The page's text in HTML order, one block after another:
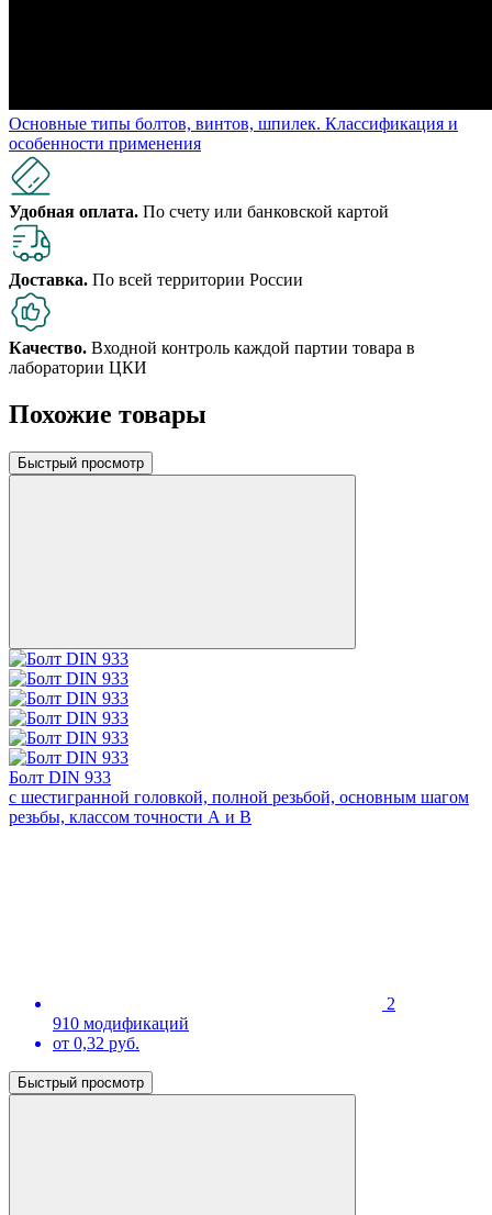
Основные типы болтов, винтов, шпилек. Классификация и
особенности применения
Удобная оплата. По счету или банковской картой
Доставка. По всей территории России
Качество. Входной контроль каждой партии товара в
лаборатории ЦКИ
Похожие товары
Быстрый просмотр
Болт DIN 933
с шестигранной головкой, полной резьбой, основным шагом
резьбы, классом точности А и В
2
910 модификаций
от 0,32 руб.
Быстрый просмотр